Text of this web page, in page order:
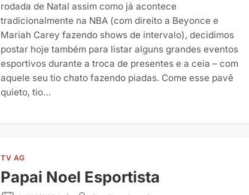
rodada de Natal assim como já acontece
tradicionalmente na NBA (com direito a Beyonce e
Mariah Carey fazendo shows de intervalo), decidimos
postar hoje também para listar alguns grandes eventos
esportivos durante a troca de presentes e a ceia – com
aquele seu tio chato fazendo piadas. Come esse pavê
quieto, tio…
TV AG
Papai Noel Esportista